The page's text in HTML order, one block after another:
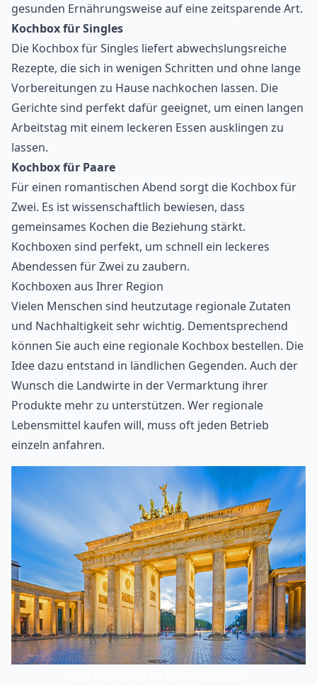
gesunden Ernährungsweise auf eine zeitsparende Art.
Kochbox für Singles
Die Kochbox für Singles liefert abwechslungsreiche
Rezepte, die sich in wenigen Schritten und ohne lange
Vorbereitungen zu Hause nachkochen lassen. Die
Gerichte sind perfekt dafür geeignet, um einen langen
Arbeitstag mit einem leckeren Essen ausklingen zu
lassen.
Kochbox für Paare
Für einen romantischen Abend sorgt die Kochbox für
Zwei. Es ist wissenschaftlich bewiesen, dass
gemeinsames Kochen die Beziehung stärkt.
Kochboxen sind perfekt, um schnell ein leckeres
Abendessen für Zwei zu zaubern.
Kochboxen aus Ihrer Region
Vielen Menschen sind heutzutage regionale Zutaten
und Nachhaltigkeit sehr wichtig. Dementsprechend
können Sie auch eine regionale Kochbox bestellen. Die
Idee dazu entstand in ländlichen Gegenden. Auch der
Wunsch die Landwirte in der Vermarktung ihrer
Produkte mehr zu unterstützen. Wer regionale
Lebensmittel kaufen will, muss oft jeden Betrieb
einzeln anfahren.